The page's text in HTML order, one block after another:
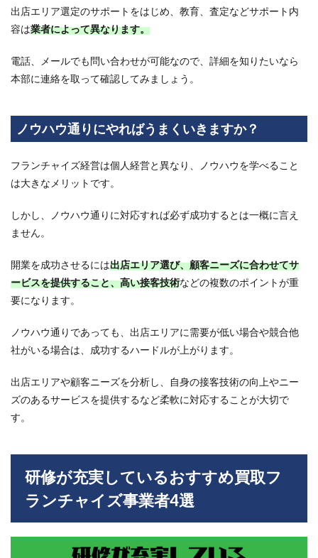
出店エリア選定のサポートをはじめ、教育、査定などサポート内
容は業者によって異なります。
電話、メールでも問い合わせが可能なので、詳細を知りたいなら
本部に連絡を取って確認してみましょう。
ノウハウ通りにやればうまくいきますか？
フランチャイズ経営は個人経営と異なり、ノウハウを学べること
は大きなメリットです。
しかし、ノウハウ通りに対応すれば必ず成功するとは一概に言え
ません。
開業を成功させるには出店エリア選び、顧客ニーズに合わせてサ
ービスを提供すること、高い接客技術などの複数のポイントが重
要になります。
ノウハウ通りであっても、出店エリアに需要が低い場合や競合他
社がいる場合は、成功するハードルが上がります。
出店エリアや顧客ニーズを分析し、自身の接客技術の向上やニー
ズのあるサービスを提供するなど柔軟に対応することが大切で
す。
研修が充実しているおすすめ買取フ
ランチャイズ事業者4選